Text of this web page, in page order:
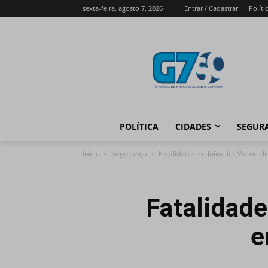
sexta-feira, agosto 7, 2026 Entrar / Cadastrar
POLÍTICA CIDADES
Início Segurança Fatalidade em Joinville: